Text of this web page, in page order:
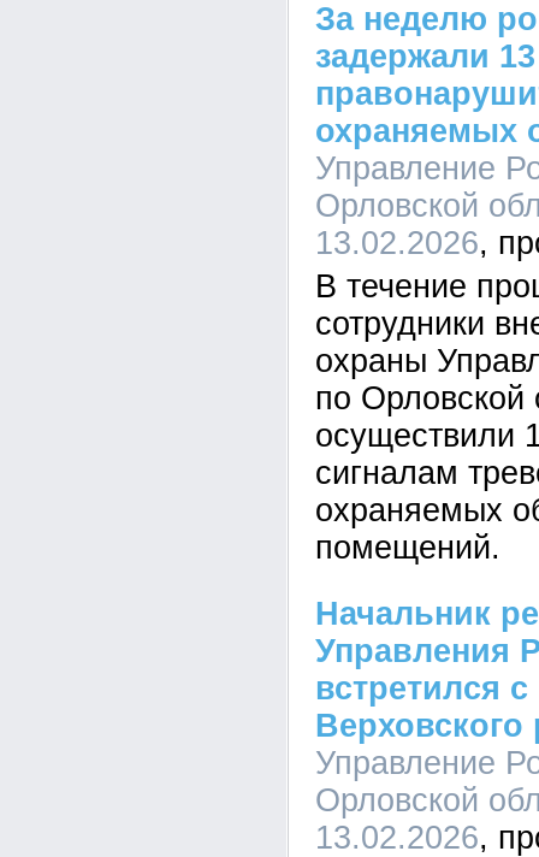
За неделю
задержали 13
охраняемых
Управление
Орловской
13.02.2026
В течение
сотрудники
охраны
по Орловской
осуществили
сигналам
охраняемых
помещений.
Начальник
Управления
встретился с
Верховского
Управление
Орловской
13.02.2026